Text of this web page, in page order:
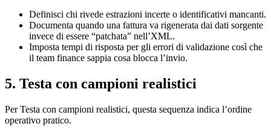
Definisci chi rivede estrazioni incerte o identificativi mancanti.
Documenta quando una fattura va rigenerata dai dati sorgente
invece di essere “patchata” nell’XML.
Imposta tempi di risposta per gli errori di validazione così che
il team finance sappia cosa blocca l’invio.
5. Testa con campioni realistici
Per Testa con campioni realistici, questa sequenza indica l’ordine
operativo pratico.